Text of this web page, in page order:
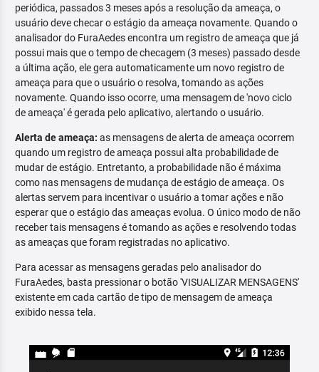
periódica, passados 3 meses após a resolução da ameaça, o
usuário deve checar o estágio da ameaça novamente. Quando o
analisador do FuraAedes encontra um registro de ameaça que já
possui mais que o tempo de checagem (3 meses) passado desde
a última ação, ele gera automaticamente um novo registro de
ameaça para que o usuário o resolva, tomando as ações
novamente. Quando isso ocorre, uma mensagem de 'novo ciclo
de ameaça' é gerada pelo aplicativo, alertando o usuário.
Alerta de ameaça: as mensagens de alerta de ameaça ocorrem
quando um registro de ameaça possui alta probabilidade de
mudar de estágio. Entretanto, a probabilidade não é máxima
como nas mensagens de mudança de estágio de ameaça. Os
alertas servem para incentivar o usuário a tomar ações e não
esperar que o estágio das ameaças evolua. O único modo de não
receber tais mensagens é tomando as ações e resolvendo todas
as ameaças que foram registradas no aplicativo.
Para acessar as mensagens geradas pelo analisador do
FuraAedes, basta pressionar o botão 'VISUALIZAR MENSAGENS'
existente em cada cartão de tipo de mensagem de ameaça
exibido nessa tela.